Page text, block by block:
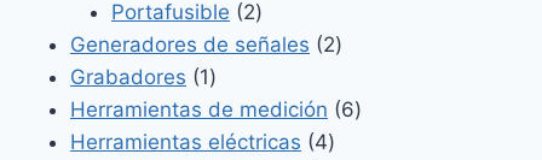
Portafusible 22
productos
Generadores de señales 22
Grabadores 11
producto
Herramientas de medición 66
Herramientas eléctricas 44